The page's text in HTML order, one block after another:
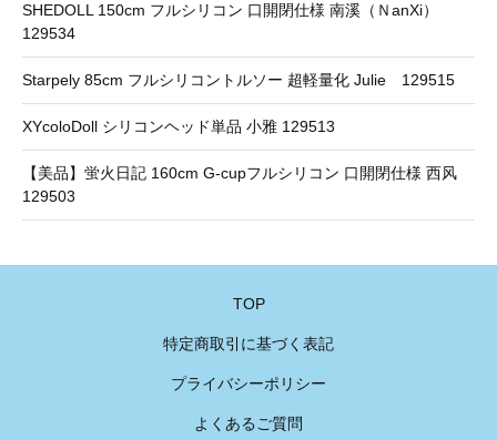
SHEDOLL 150cm フルシリコン 口開閉仕様 南溪（ＮanXi）
129534
Starpely 85cm フルシリコントルソー 超軽量化 Julie 129515
XYcoloDoll シリコンヘッド単品 小雅 129513
【美品】蛍火日記 160cm G-cupフルシリコン 口開閉仕様 西风
129503
TOP
特定商取引に基づく表記
プライバシーポリシー
よくあるご質問